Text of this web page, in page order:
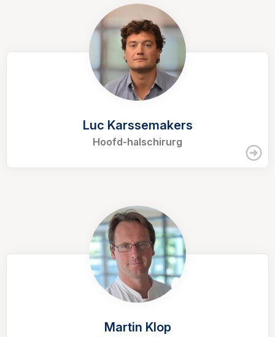
Luc Karssemakers
Hoofd-halschirurg
Martin Klop